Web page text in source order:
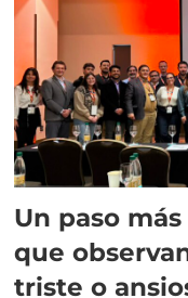
Un paso
que
triste o